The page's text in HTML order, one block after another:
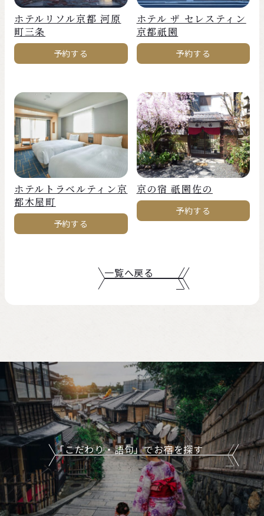
ホテルリソル京都 河原
町三条
予約する
ホテル ザ セレスティン
京都祇園
予約する
ホテルトラベルティン京
都木屋町
予約する
京の宿 祇園佐の
予約する
一覧へ戻る
「こだわり・語句」でお宿を探す